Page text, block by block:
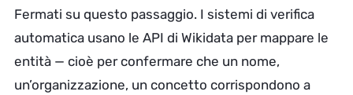
Fermati su questo passaggio. I sistemi di verifica
automatica usano le API di Wikidata per mappare le
entità — cioè per confermare che un nome,
un’organizzazione, un concetto corrispondono a